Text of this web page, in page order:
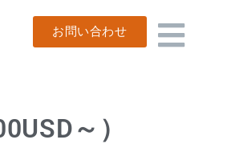
お問い合わせ
～）